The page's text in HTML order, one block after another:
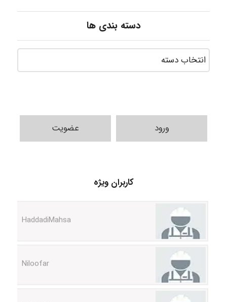
دسته بندی ها
ورود عضویت
کاربران ویژه